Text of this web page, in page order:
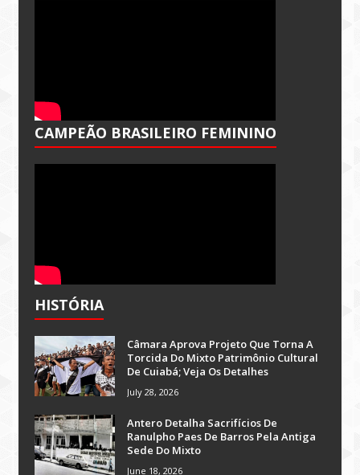
CAMPEÃO BRASILEIRO FEMININO
HISTÓRIA
Câmara Aprova Projeto Que Torna A
Torcida Do Mixto Patrimônio Cultural
De Cuiabá; Veja Os Detalhes
July 28, 2026
Antero Detalha Sacrifícios De
Ranulpho Paes De Barros Pela Antiga
Sede Do Mixto
June 18, 2026